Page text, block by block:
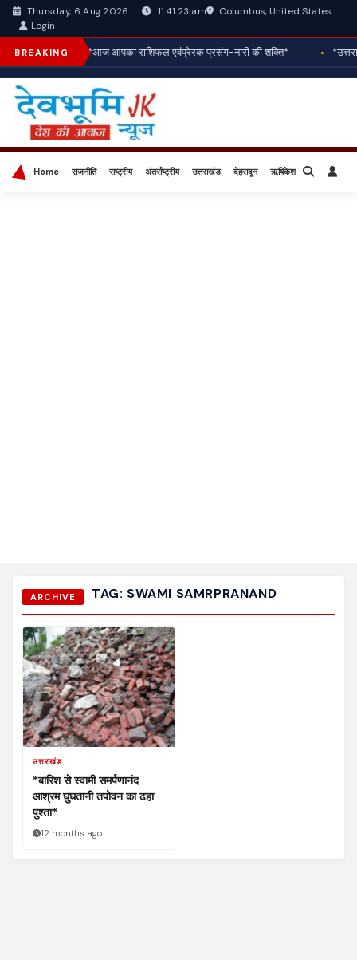
Thursday, 6 Aug 2026 | 11:41:24 am
Columbus, United States
Login
BREAKING *आज आपका राशिफल एवंप्रेरक प्रसंग-नारी की शक्ति*
Home राजनीति राष्ट्रीय अंतर्राष्ट्रीय उत्तराखंड देहरादून ऋषिकेश बिज़नेस
ARCHIVE TAG: SWAMI SAMRPRANAND
उत्तराखंड
*बारिश से स्वामी समर्पणानंद
आश्रम घुघतानी तपोवन का ढहा
पुश्ता*
12 months ago